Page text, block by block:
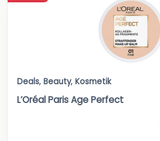
Deals, Beauty, Kosmetik
L’Oréal Paris Age Perfect